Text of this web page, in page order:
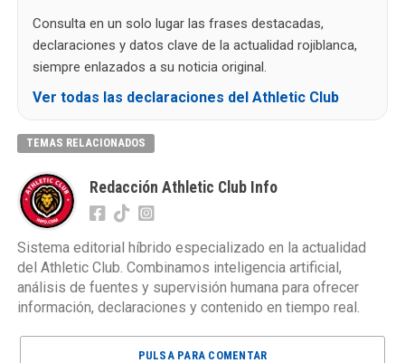
Consulta en un solo lugar las frases destacadas,
declaraciones y datos clave de la actualidad rojiblanca,
siempre enlazados a su noticia original.
Ver todas las declaraciones del Athletic Club
TEMAS RELACIONADOS
Redacción Athletic Club Info
Sistema editorial híbrido especializado en la actualidad
del Athletic Club. Combinamos inteligencia artificial,
análisis de fuentes y supervisión humana para ofrecer
información, declaraciones y contenido en tiempo real.
PULSA PARA COMENTAR